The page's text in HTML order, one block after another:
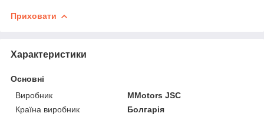
Приховати
Характеристики
Основні
Виробник
MMotors JSC
Країна виробник
Болгарія